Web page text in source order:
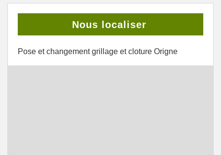
Nous localiser
Pose et changement grillage et cloture Origne